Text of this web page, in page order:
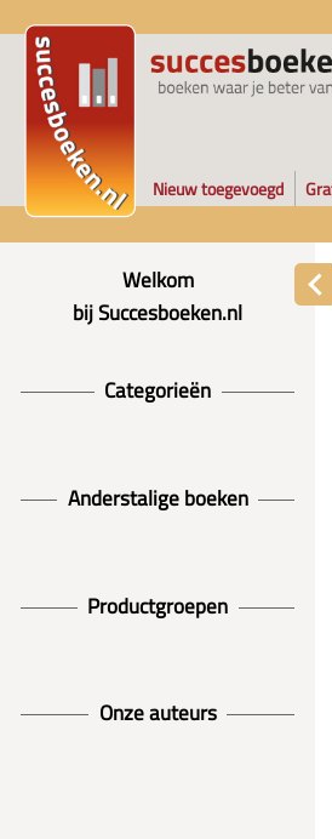
Nieuw toegevoegd
Welkom
bij Succesboeken.nl
Categorieën
Anderstalige boeken
Productgroepen
Onze auteurs